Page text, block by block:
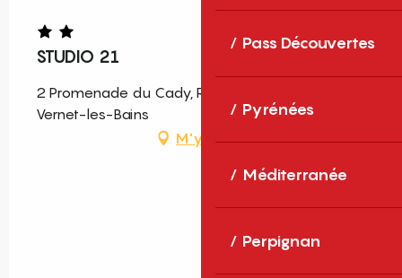
Pass Découvertes
Pyrénées
Méditerranée
Perpignan
STUDIO 21
2 Promenade du Cady, Résidence Eden, 66820
Vernet-les-Bains
M'y rendre